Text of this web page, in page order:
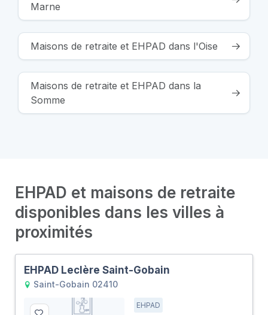
Marne
Maisons de retraite et EHPAD dans l'Oise
Maisons de retraite et EHPAD dans la
Somme
EHPAD et maisons de retraite
disponibles dans les villes à
proximités
EHPAD Leclère Saint-Gobain
Saint-Gobain 02410
EHPAD